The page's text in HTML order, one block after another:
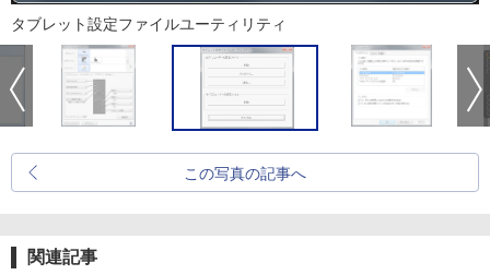
タブレット設定ファイルユーティリティ
この写真の記事へ
関連記事